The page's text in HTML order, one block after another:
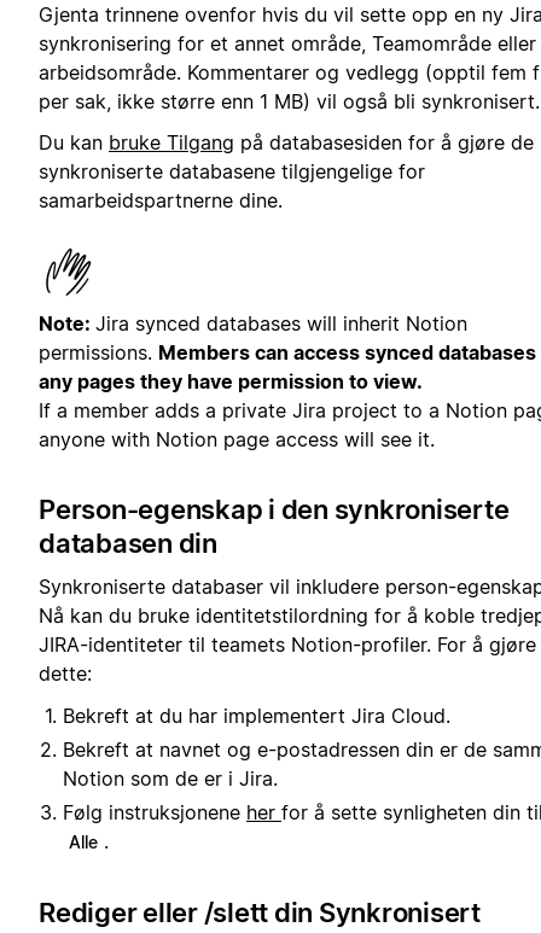
Gjenta trinnene ovenfor hvis du vil sette opp en ny
synkronisering for et annet område, Teamområde eller
arbeidsområde. Kommentarer og vedlegg (opptil fem
per sak, ikke større enn 1 MB) vil også bli synkronisert.
Du kan bruke Tilgang på databasesiden for å gjøre de
synkroniserte databasene tilgjengelige for
samarbeidspartnerne dine.
Note: Jira synced databases will inherit Notion
permissions. Members can access synced databases
any pages they have permission to view.
If a member adds a private Jira project to a Notion
anyone with Notion page access will see it.
Person-egenskap i den synkroniserte
databasen din
Synkroniserte databaser vil inkludere person-
Nå kan du bruke identitetstilordning for å koble
JIRA-identiteter til teamets Notion-profiler. For å gjøre
dette:
Bekreft at du har implementert Jira Cloud.
Bekreft at navnet og e-postadressen din er de
Notion som de er i Jira.
Følg instruksjonene her for å sette synligheten din
Alle .
Rediger eller /slett din Synkronisert